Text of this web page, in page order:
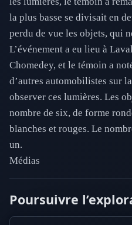
la plus basse se divisait en
perdu de vue les objets, qui
L’événement a eu lieu à
Chomedey, et le témoin a
d’autres automobilistes sur
observer ces lumières. Les
nombre de six, de forme
blanches et rouges. Le
un.
Médias
Poursuivre